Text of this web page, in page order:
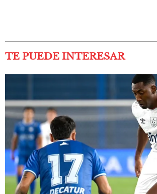
TE PUEDE INTERESAR